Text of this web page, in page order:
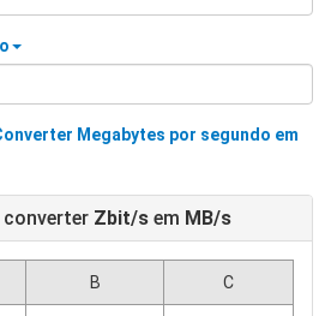
Megabytes por segundo em
converter Zbit/s em MB/s
B C